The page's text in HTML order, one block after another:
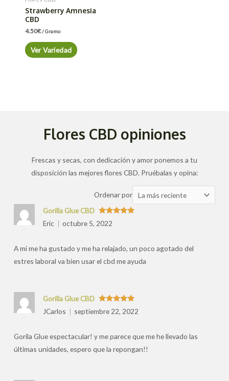
Strawberry Amnesia
CBD
4.50€/ Gramo
Ver Variedad
Flores CBD opiniones
Frescas y secas, con dedicación y amor ponemos a tu
disposición las mejores flores CBD. Pruébalas y opina:
Ordenar por Ordenar
las
Valorado
con
Gorilla Glue CBD
Eric
octubre 5, 2022
A mi me ha gustado y me ha relajado, un poco agotado del
estres laboral va bien usar el cbd me ayuda
Valorado
con5de 5
Gorilla Glue CBD
JCarlos
septiembre 22, 2022
Gorila Glue espectacular! y me parece que me he llevado las
últimas unidades, espero que la repongan!!